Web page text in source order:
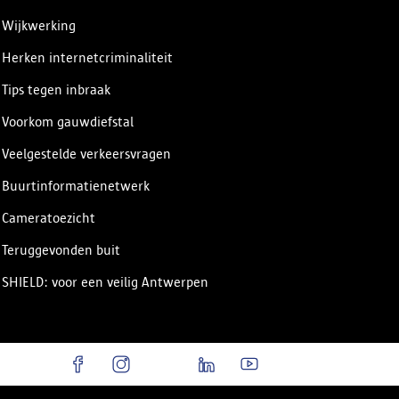
Wijkwerking
Herken internetcriminaliteit
Tips tegen inbraak
Voorkom gauwdiefstal
Veelgestelde verkeersvragen
Buurtinformatienetwerk
Cameratoezicht
Teruggevonden buit
SHIELD: voor een veilig Antwerpen